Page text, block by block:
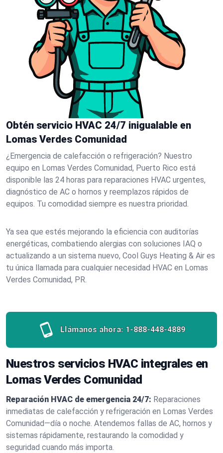
Obtén servicio HVAC 24/7 inigualable en
Lomas Verdes Comunidad
¿Emergencia de calefacción o refrigeración? Nuestro
equipo en Lomas Verdes Comunidad, Puerto Rico está
disponible las 24 horas para reparaciones HVAC urgentes,
diagnóstico de AC o hornos y reemplazos rápidos de
equipos. Tu comodidad siempre es nuestra prioridad.
Ya sea que estés mejorando la eficiencia con auditorías
energéticas, combatiendo alergias con soluciones IAQ o
actualizando a un sistema nuevo, Cool Guys Heating & Air es
tu única llamada para cualquier necesidad HVAC en Lomas
Verdes Comunidad, PR.
Llámanos ahora: 1-888-448-4889
Nuestros servicios HVAC integrales en
Lomas Verdes Comunidad
Reparación HVAC de emergencia 24/7: Reparaciones
inmediatas de calefacción y refrigeración en Lomas Verdes
Comunidad—día o noche. Atendemos fallas de AC, hornos y
sistemas rápidamente, restaurando la comodidad y
seguridad cuando más importa.